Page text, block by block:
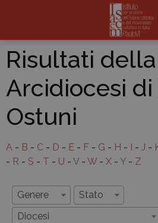
Risultati
Arcidiocesi
Ostuni
A - B - C - D - E - F - G - H - - J -
- R - S - T - U - V - W - X - Y - Z
Genere
Stato
Diocesi